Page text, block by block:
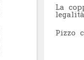
La
legalità
Pizzo